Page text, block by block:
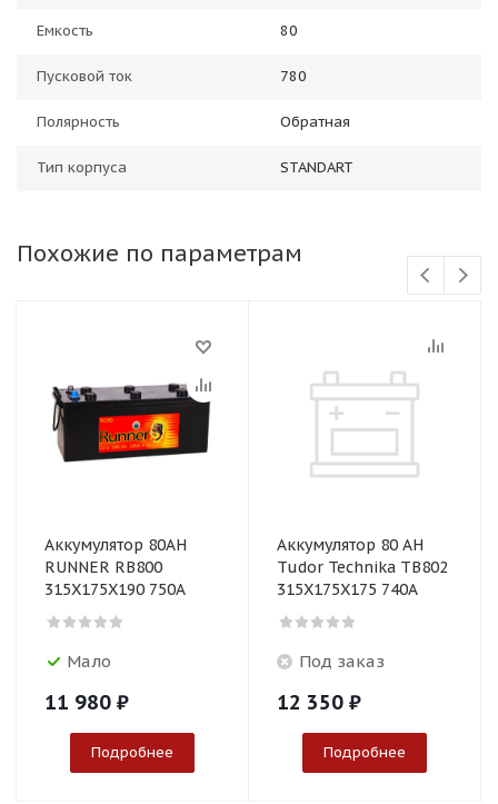
Емкость 80
Пусковой ток 780
Полярность Обратная
Тип корпуса STANDART
Похожие по параметрам
Аккумулятор 80AH
RUNNER RB800
315X175X190 750A
Мало
11 980 ₽
Подробнее
Аккумулятор 80 AH
Tudor Technika TB802
315X175X175 740A
Под заказ
12 350 ₽
Подробнее